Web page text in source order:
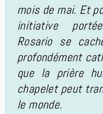
mois de mai. Et
initiative
Rosario se
profondément
que la prière
chapelet peut
le monde.